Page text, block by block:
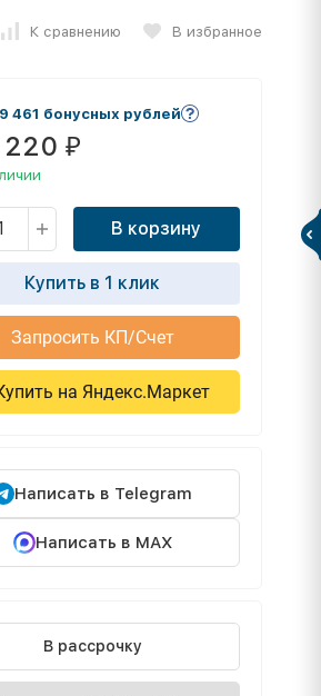
К сравнению В избранное
461 бонусных рублей
₽
В корзину
Купить в 1 клик
Запросить КП/Счет
на Яндекс.Маркет
Написать в Telegram
Написать в MAX
В рассрочку